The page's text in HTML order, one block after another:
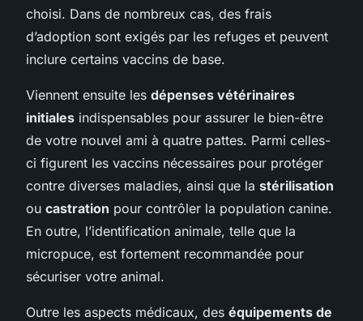
choisi. Dans de nombreux cas, des frais
d’adoption sont exigés par les refuges et peuvent
inclure certains vaccins de base.
Viennent ensuite les dépenses vétérinaires
initiales indispensables pour assurer le bien-être
de votre nouvel ami à quatre pattes. Parmi celles-
ci figurent les vaccins nécessaires pour protéger
contre diverses maladies, ainsi que la stérilisation
ou castration pour contrôler la population canine.
En outre, l’identification animale, telle que la
micropuce, est fortement recommandée pour
sécuriser votre animal.
Outre les aspects médicaux, des équipements de